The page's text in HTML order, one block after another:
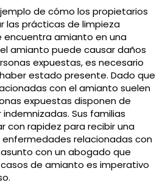
de cómo los propietarios
las prácticas de limpieza
encuentra amianto en una
amianto puede causar daños
expuestas, es necesario
estado presente. Dado que
con el amianto suelen
expuestas disponen de
Sus familias
con rapidez para recibir una
enfermedades relacionadas con
con un abogado que
de amianto es imperativo